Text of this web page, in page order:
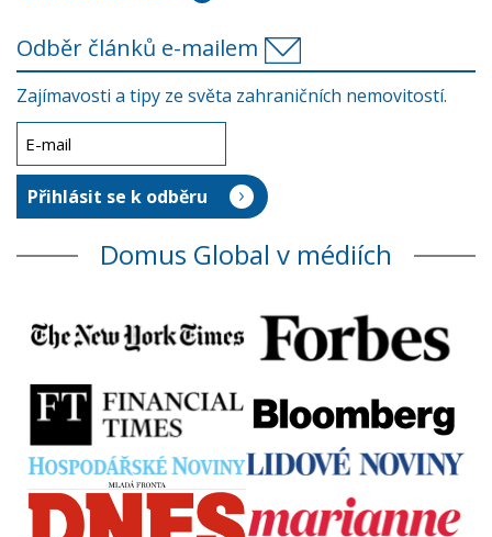
Odběr článků e-mailem
Zajímavosti a tipy ze světa zahraničních nemovitostí.
Domus Global v médiích